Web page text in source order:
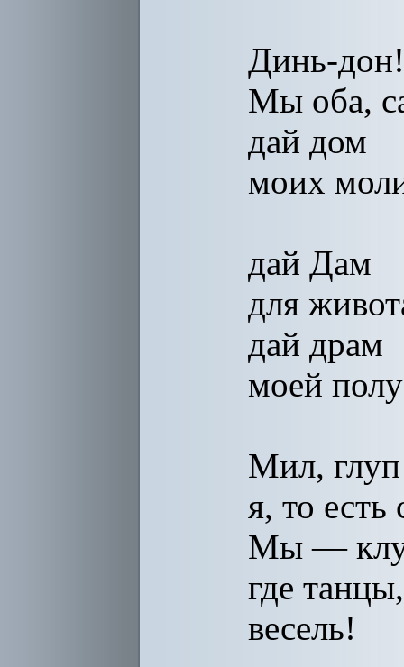
Динь-дон!
Мы оба,
дай дом
моих
дай Дам
для
дай драм
моей
Мил, глуп
я, то
Мы —
где
весель!